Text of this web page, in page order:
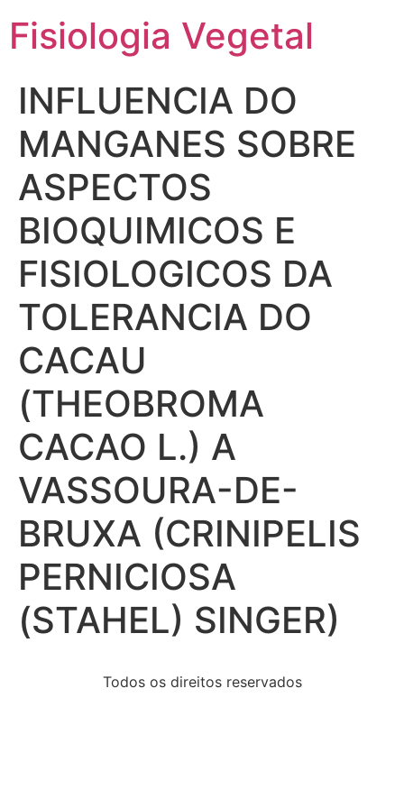
Fisiologia Vegetal
INFLUENCIA DO
MANGANES SOBRE
ASPECTOS
BIOQUIMICOS E
FISIOLOGICOS DA
TOLERANCIA DO
CACAU
(THEOBROMA
CACAO L.) A
VASSOURA-DE-
BRUXA (CRINIPELIS
PERNICIOSA
(STAHEL) SINGER)
Todos os direitos reservados